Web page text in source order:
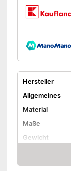
Hersteller
Allgemeines
Material
Maße
Gewicht
Amazon